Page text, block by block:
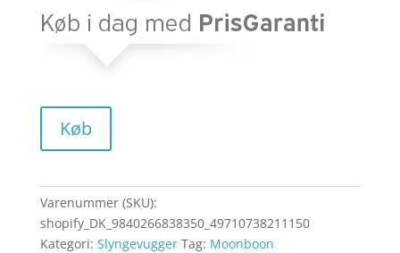
Køb
Varenummer (SKU):
shopify_DK_9840266838350_49710738211150
Kategori: Slyngevugger Tag: Moonboon